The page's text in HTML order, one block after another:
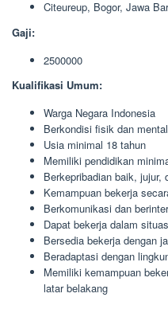
Citeureup, Bogor, Jawa
Gaji:
2500000
Kualifikasi Umum:
Warga Negara Indonesia
Berkondisi fisik dan
Usia minimal 18 tahun
Memiliki pendidikan
Berkepribadian baik, jujur,
Kemampuan bekerja
Berkomunikasi dan
Dapat bekerja dalam
Bersedia bekerja dengan
Beradaptasi dengan
Memiliki kemampuan
latar belakang